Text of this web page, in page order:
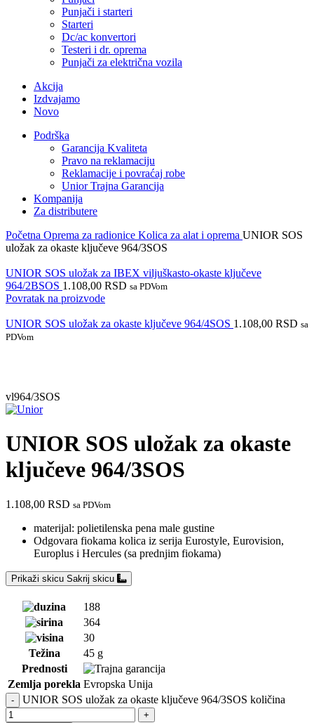
Punjači i starteri
Starteri
Dc/ac konvertori
Testeri i dr. oprema
Punjači za električna vozila
Akcija
Izdvajamo
Novo
Podrška
Garancija Kvaliteta
Pravo na reklamaciju
Reklamacije i povraćaj robe
Unior Trajna Garancija
Kompanija
Za distributere
Početna Oprema za radionice Kolica za alat i oprema UNIOR SOS
uložak za okaste ključeve 964/3SOS
UNIOR SOS uložak za IBEX viljuškasto-okaste ključeve
964/2BSOS 1.108,00 RSD sa PDVom
Povratak na proizvode
UNIOR SOS uložak za okaste ključeve 964/4SOS 1.108,00 RSD sa
PDVom
vl964/3SOS
UNIOR SOS uložak za okaste
ključeve 964/3SOS
1.108,00 RSD sa PDVom
materijal: polietilenska pena male gustine
Odgovara fiokama kolica iz serija Eurostyle, Eurovision,
Europlus i Hercules (sa prednjim fiokama)
Prikaži skicu Sakrij skicu
188
364
30
Težina
45 g
Prednosti
Zemlja porekla Evropska Unija
UNIOR SOS uložak za okaste ključeve 964/3SOS količina